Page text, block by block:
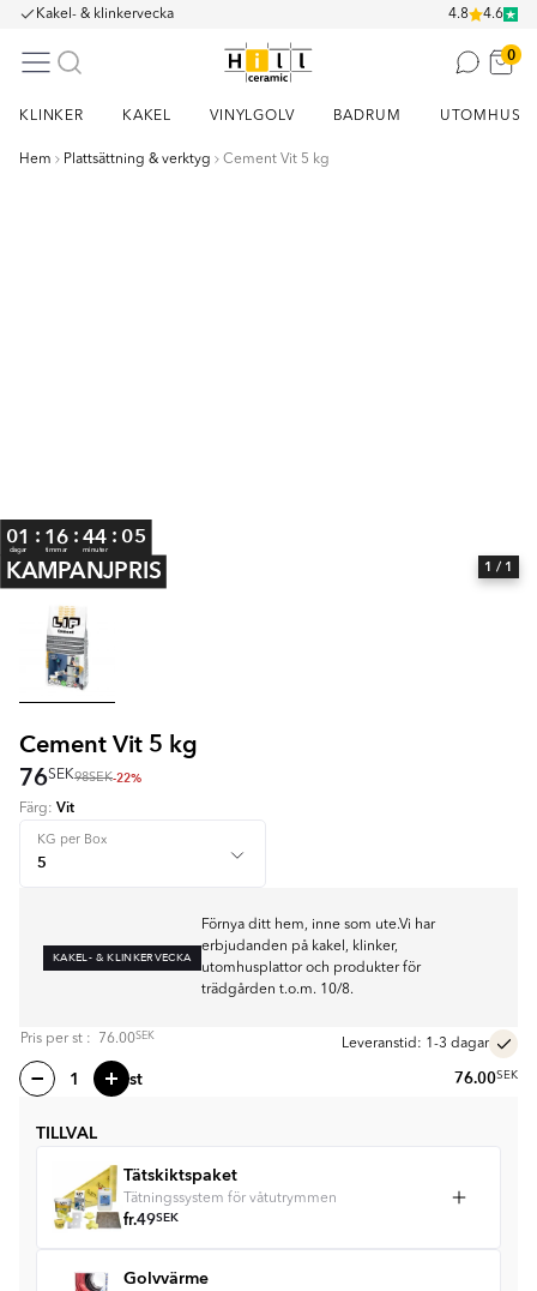
Kakel- & klinkervecka 4.8 4.6
0
KLINKER KAKEL VINYLGOLV BADRUM UTOMHUS
Hem Plattsättning & verktyg Cement Vit 5 kg
01
dagar
: 16
timmar
:44
minuter
: 05
KAMPANJPRIS 1 / 1
Cement Vit 5 kg
76SEK98SEK-22%
Färg: Vit
KG per Box
KAKEL- & KLINKERVECKA
Förnya ditt hem, inne som ute.Vi har
erbjudanden på kakel, klinker,
utomhusplattor och produkter för
trädgården t.o.m. 10/8.
Pris per st : 76.00SEK
Leveranstid: 1-3 dagar
st 76.00SEK
TILLVAL
Tätskiktspaket
Tätningssystem för våtutrymmen
fr.49SEK
Golvvärme